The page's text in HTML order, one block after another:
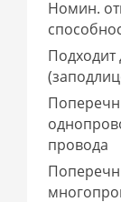
Номин.
Подходит
провода